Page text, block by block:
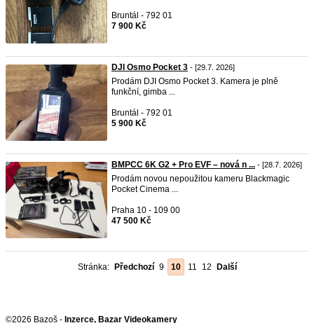
Bruntál - 792 01
7 900 Kč
DJI Osmo Pocket 3 - [29.7. 2026]
Prodám DJI Osmo Pocket 3. Kamera je plně
funkční, gimba ...
Bruntál - 792 01
5 900 Kč
BMPCC 6K G2 + Pro EVF – nová n ... - [28.7. 2026]
Prodám novou nepoužitou kameru Blackmagic
Pocket Cinema ...
Praha 10 - 109 00
47 500 Kč
Stránka: Předchozí 9 10 11 12 Další
©2026 Bazoš - Inzerce, Bazar Videokamery